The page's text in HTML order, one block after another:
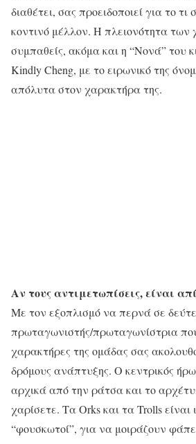
διαθέτει, σας προειδοποιεί για το τι
κοντινό μέλλον. Η πλειονότητα των
συμπαθείς, ακόμα και η “Nονά” του
Kindly Cheng, με το ειρωνικό της
απόλυτα στον χαρακτήρα της.
Αν τους αντιμετωπίσεις, είναι
Με τον εξοπλισμό να περνά σε
πρωταγωνιστής/πρωταγωνίστρια
χαρακτήρες της ομάδας σας
δρόμους ανάπτυξης. Ο κεντρικός
αρχικά από την ράτσα και το
χαρίσετε. Τα Orks και τα Trolls είναι
“φουσκωτοί”, για να μοιράζουν